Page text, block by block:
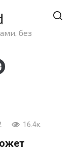
без
16.4к.